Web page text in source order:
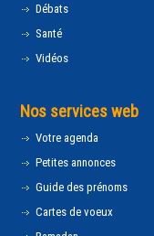
Débats
Santé
Vidéos
Nos services web
Votre agenda
Petites annonces
Guide des prénoms
Cartes de voeux